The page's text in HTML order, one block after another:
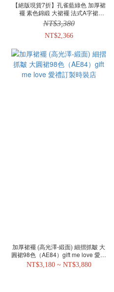
【絕版現貨7折】孔雀藍綠色 加厚裙
襬 素色錦緞 大裙襬 法式A字裙
（AE85）
NT$3,380
NT$2,366
加厚裙襬 (高光澤-緞面) 細摺抓皺 大
圓裙98色（AE84）gift me love 愛禮
訂製時裝店
NT$3,180 ~ NT$3,880